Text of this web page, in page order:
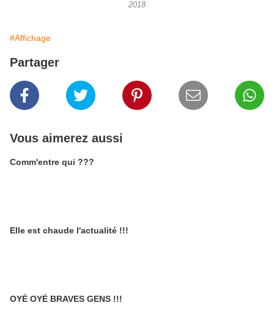
2018
#Affichage
Partager
Vous aimerez aussi
Comm'entre qui ???
Elle est chaude l'actualité !!!
OYÉ OYÉ BRAVES GENS !!!